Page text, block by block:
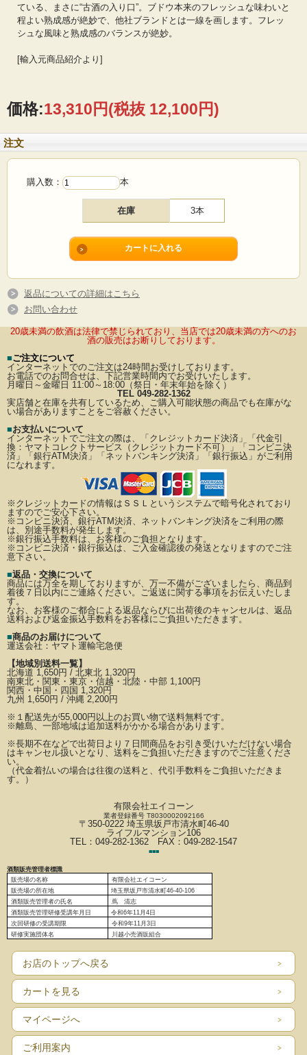
ている、まさに“古酒の入り口”。ブドウ本来のフレッシュな味わいと
程よい熟成感が絶妙で、他社ブランドとは一線を画します。フレッ
シュな風味と熟成感のバランスが絶妙。
[輸入元商品紹介より]
価格:13,310円(税抜 12,100円)
注文
購入数： 本
在庫 3本
返品についての詳細はこちら
お問い合わせ
20歳未満の飲酒は法律で禁じられており、当店では20歳未満の方へのお
酒の販売はお断りしております。
■ご注文について
インターネットでのご注文は24時間お受けしております。
お電話でのお問合せは、下記営業時間内でお受けいたします。
月曜日～金曜日 11:00～18:00（祭日・年末年始を除く）
TEL 049-282-1362
実店舗と在庫を共有しているため、ご購入可能状態の商品でも在庫がな
い場合がありますことをご容赦ください。
■お支払いについて
インターネットでご注文の際は、「クレジットカード決済」「代金引
換：ヤマトコレクトサービス（クレジットカード不可）」
「コンビニ決
済」「銀行ATM決済」「ネットバンキング決済」「銀行振込」がご利用
になれます。
※クレジットカードの情報はＳＳＬというシステムで暗号化されており
ますのでご安心下さい。
※コンビニ決済、銀行ATM決済、ネットバンキング決済をご利用の際
は、別途手数料が発生します。
※銀行振込手数料は、お客様のご負担となります。
※コンビニ決済・銀行振込は、ご入金確認後の発送となりますのでご注
意下さい。
■返品・交換について
商品には万全を期しておりますが、万一不備がございましたら、商品到
着後７日以内にご連絡ください。
ご返送に関する事項をお伝えいたしま
す。
なお、お客様のご都合による返品ならびに出荷後のキャンセルは、返品
送料および返金振込手数料をお客様にご負担いただきます。
■商品のお届けについて
運送会社： ヤマト運輸宅急便
【地域別送料一覧】
北海道 1,650円 / 北東北 1,320円
南東北・関東・東京・信越・北陸・中部 1,100円
関西・中国・四国 1,320円
九州 1,650円 / 沖縄 2,200円
※ １配送先が55,000円以上のお買い物で送料無料です。
※離島、一部地域は追加送料がかかる場合があります。
※長期不在などで出荷日より７日間商品をお引き受けいただけない場合
はキャンセル扱いとなり、 送料をご負担いただきますのでご注意くださ
い。
（代金着払いの場合は往復の送料と、代引手数料をご負担いただきま
す。）
有限会社エイコーン
業者登録番号 T8030002092166
〒350-0222 埼玉県坂戸市清水町46-40
ライフルマンション106
TEL：049-282-1362 FAX：049-282-1547
■■■
酒類販売管理者標識
販売場の名称
有限会社エイコーン
販売場の所在地
埼玉県坂戸市清水町46-40-106
酒類販売管理者の氏名
蔦 清志
酒類販売管理研修受講年月日
令和6年11月4日
次回研修の受講期限
令和9年11月3日
研修実施団体名
川越小売酒販組合
お店のトップへ戻る
カートを見る
マイページへ
ご利用案内